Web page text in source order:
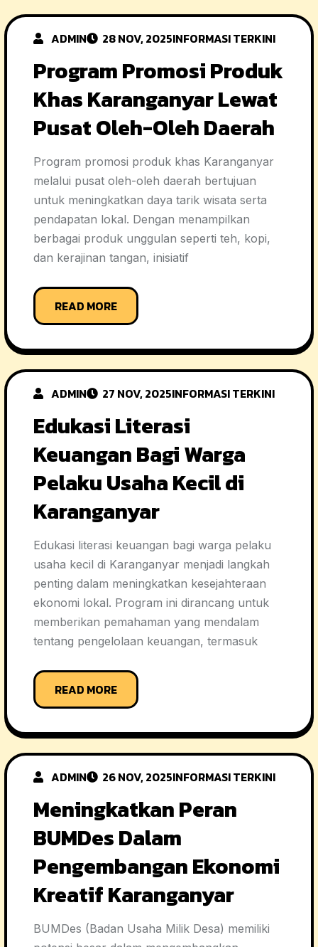
ADMIN 28 NOV, 2025INFORMASI TERKINI
Program Promosi Produk
Khas Karanganyar Lewat
Pusat Oleh-Oleh Daerah
Program promosi produk khas Karanganyar
melalui pusat oleh-oleh daerah bertujuan
untuk meningkatkan daya tarik wisata serta
pendapatan lokal. Dengan menampilkan
berbagai produk unggulan seperti teh, kopi,
dan kerajinan tangan, inisiatif
READ MORE
ADMIN 27 NOV, 2025INFORMASI TERKINI
Edukasi Literasi
Keuangan Bagi Warga
Pelaku Usaha Kecil di
Karanganyar
Edukasi literasi keuangan bagi warga pelaku
usaha kecil di Karanganyar menjadi langkah
penting dalam meningkatkan kesejahteraan
ekonomi lokal. Program ini dirancang untuk
memberikan pemahaman yang mendalam
tentang pengelolaan keuangan, termasuk
READ MORE
ADMIN 26 NOV, 2025INFORMASI TERKINI
Meningkatkan Peran
BUMDes Dalam
Pengembangan Ekonomi
Kreatif Karanganyar
BUMDes (Badan Usaha Milik Desa) memiliki